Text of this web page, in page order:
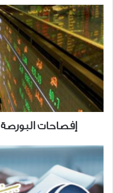
إفصاحات
البورصة
ليوم
الاثنين
14
أكتوبر
2024
إفصاحات البورصة ليوم
قرارات
تأديب
هيئة